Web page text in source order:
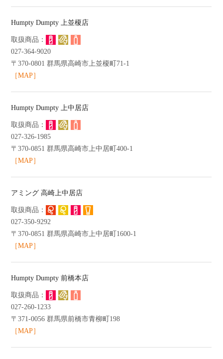
Humpty Dumpty 上並榎店
027-364-9020
〒370-0801 群馬県高崎市上並榎町71-1
［MAP］
Humpty Dumpty 上中居店
027-326-1985
〒370-0851 群馬県高崎市上中居町400-1
［MAP］
アミング 高崎上中居店
027-350-9292
〒370-0851 群馬県高崎市上中居町1600-1
［MAP］
Humpty Dumpty 前橋本店
027-260-1233
〒371-0056 群馬県前橋市青柳町198
［MAP］